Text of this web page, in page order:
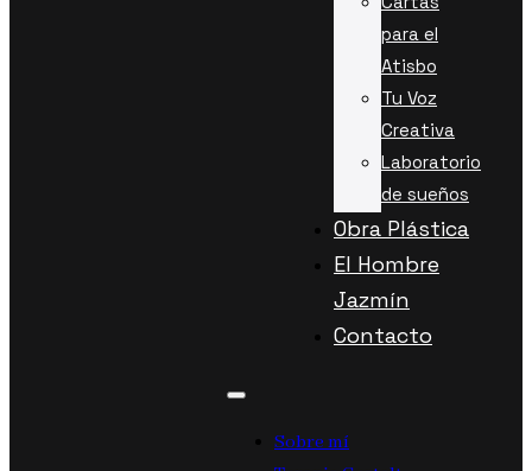
para el
Atisbo
Tu Voz
Creativa
Laboratorio
de sueños
Obra Plástica
El Hombre
Jazmín
Contacto
Sobre mí